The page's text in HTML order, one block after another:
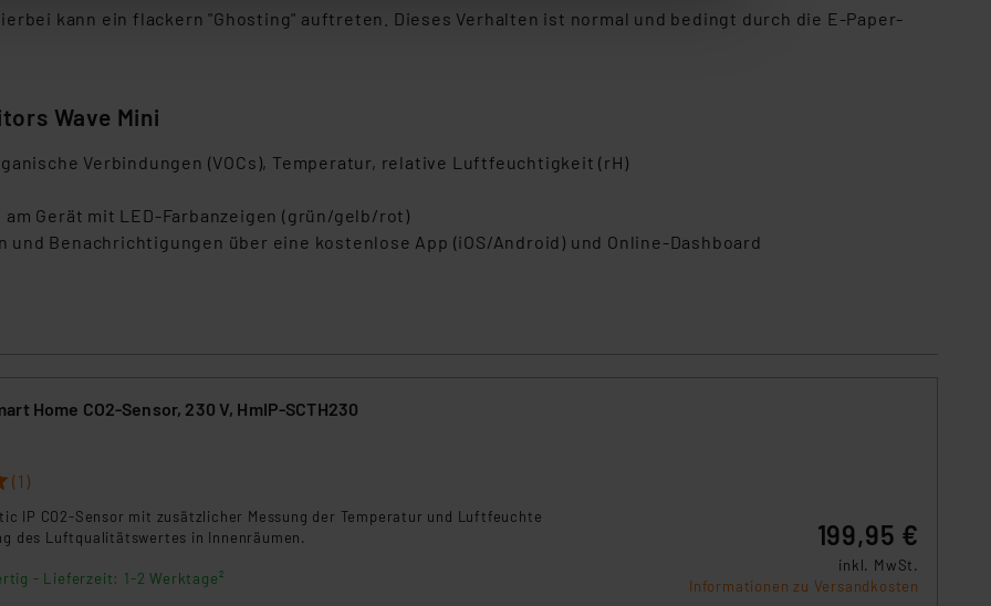
Zeitpunkt des Widerrufs bleibt hiervon unberührt. Ihre Browser-Einstellungen können
personenbezogene Daten in den USA. Ihre Einwilligung zur Einbindung von Cookies
und zu der jeweiligen Datenübermittlung erhalten Sie in der Datenschutzerklärung.
der EU. Dies bedeutet, dass die USA als Land mit unzureichendem
eingestuft wird. So besteht etwa das Risiko, dass US-Behörden personenbezogene
verarbeiten, ohne dass hiergegen Klagemöglichkeiten für Europäer bestehen.
Dienstleistern stützt sich auf die Standarddatenschutzklauseln der Europäischen
kann ein flackern "Ghosting" auftreten. Dieses Verhalten ist normal und bedingt durch die E-Paper-
Wave Mini
Verbindungen (VOCs), Temperatur, relative Luftfeuchtigkeit (rH)
Gerät mit LED-Farbanzeigen (grün/gelb/rot)
Benachrichtigungen über eine kostenlose App (iOS/Android) und Online-Dashboard
Home CO2-Sensor, 230 V, HmIP-SCTH230
(1)
IP CO2-Sensor mit zusätzlicher Messung der Temperatur und Luftfeuchte
des Luftqualitätswertes in Innenräumen.
- Lieferzeit: 1-2 Werktage²
199,95 €
inkl. MwSt.
Informationen zu Versandkosten